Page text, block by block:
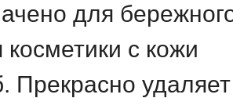
для
с кожи
Прекрасно удаляет